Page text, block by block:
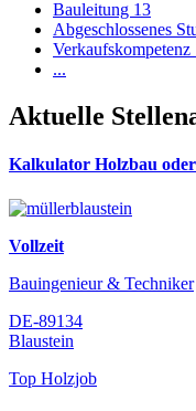
Bauleitung 13
Abgeschlossenes
Verkaufskompetenz
...
Aktuelle
Kalkulator Holzbau
Vollzeit
Bauingenieur & Techniker
DE-89134
Blaustein
Top Holzjob